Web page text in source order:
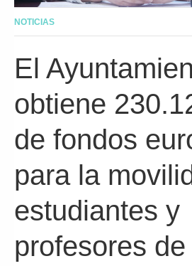
NOTICIAS
El
obtiene
de fondos
para la
estudiantes y
profesores de